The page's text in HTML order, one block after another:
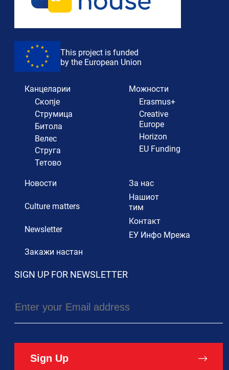
This project is funded
by the European Union
Канцеларии
Скопје
Струмица
Битола
Велес
Струга
Тетово
Можности
Erasmus+
Creative
Europe
Horizon
EU Funding
Новости
Culture matters
Newsletter
Закажи настан
За нас
Нашиот
тим
Контакт
ЕУ Инфо Мрежа
SIGN UP FOR NEWSLETTER
Sign Up